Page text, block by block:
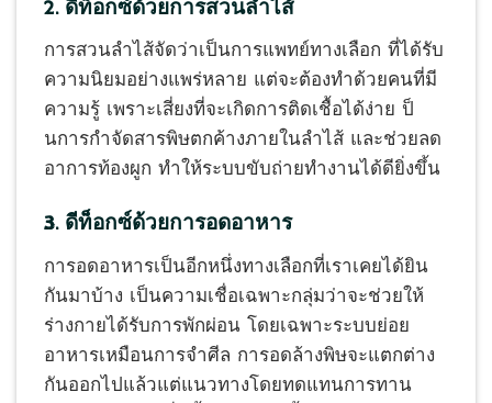
2. ดีท็อกซ์ด้วยการสวนลำไส้
การสวนลำไส้จัดว่าเป็นการแพทย์ทางเลือก ที่ได้รับ
ความนิยมอย่างแพร่หลาย แต่จะต้องทำด้วยคนที่มี
ความรู้ เพราะเสี่ยงที่จะเกิดการติดเชื้อได้ง่าย ป็
นการกำจัดสารพิษตกค้างภายในลำไส้ และช่วยลด
อาการท้องผูก ทำให้ระบบขับถ่ายทำงานได้ดียิ่งขึ้น
3. ดีท็อกซ์ด้วยการอดอาหาร
การอดอาหารเป็นอีกหนึ่งทางเลือกที่เราเคยได้ยิน
กันมาบ้าง เป็นความเชื่อเฉพาะกลุ่มว่าจะช่วยให้
ร่างกายได้รับการพักผ่อน โดยเฉพาะระบบย่อย
อาหารเหมือนการจำศีล การอดล้างพิษจะแตกต่าง
กันออกไปแล้วแต่แนวทางโดยทดแทนการทาน